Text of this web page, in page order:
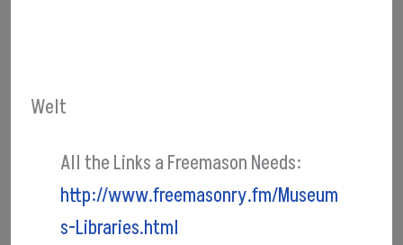
Welt
All the Links a Freemason Needs:
http://www.freemasonry.fm/Museum
s-Libraries.html